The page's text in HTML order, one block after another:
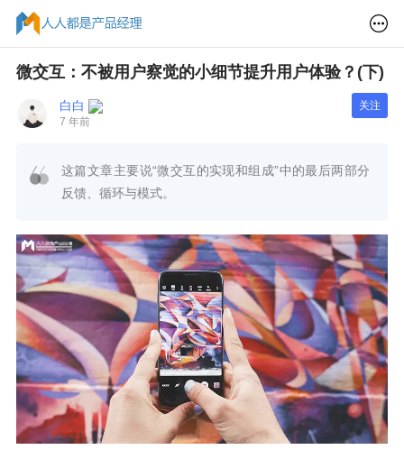
微交互：不被用户察觉的小细节提升用户体验？(下)
白白
7 年前
关注
这篇文章主要说“微交互的实现和组成”中的最后两部分
反馈、循环与模式。